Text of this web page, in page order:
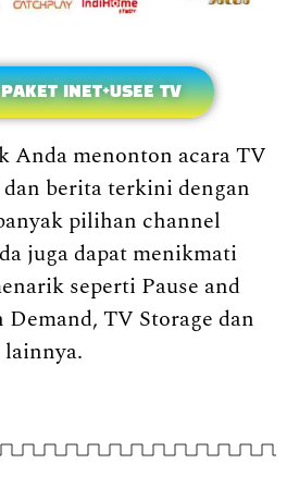
INET+USEE TV
menonton acara TV
berita terkini dengan
pilihan channel
juga dapat menikmati
seperti Pause and
TV Storage dan
lainnya.